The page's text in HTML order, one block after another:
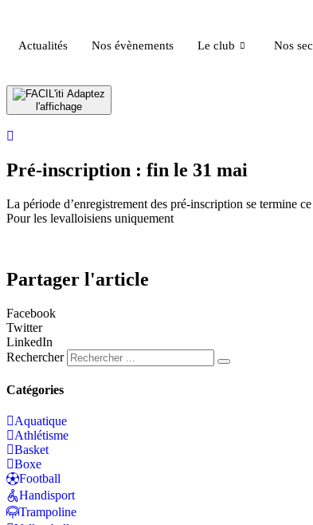
Actualités Nos évènements Le club Nos
Adaptez
l'affichage
Pré-inscription : fin le 31 mai
La période d’enregistrement des pré-inscription se termine
Pour les levalloisiens uniquement
Partager l'article
Facebook
Twitter
LinkedIn
Rechercher
Catégories
Aquatique
Athlétisme
Basket
Boxe
Football
Handisport
Trampoline